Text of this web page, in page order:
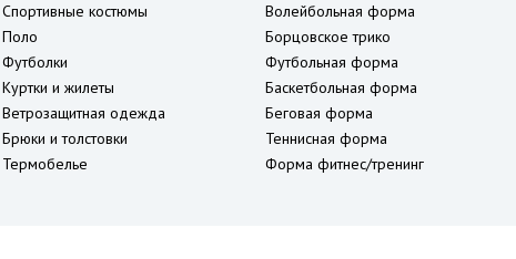
Спортивные костюмы
Поло
Футболки
Куртки и жилеты
Ветрозащитная одежда
Брюки и толстовки
Термобелье
Волейбольная форма
Борцовское трико
Футбольная форма
Баскетбольная форма
Беговая форма
Теннисная форма
Форма фитнес/тренинг